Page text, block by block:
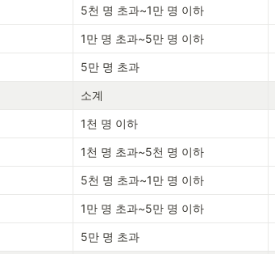
5천 명 초과~1만 명 이하
1만 명 초과~5만 명 이하
5만 명 초과
소계
1천 명 이하
1천 명 초과~5천 명 이하
5천 명 초과~1만 명 이하
1만 명 초과~5만 명 이하
5만 명 초과